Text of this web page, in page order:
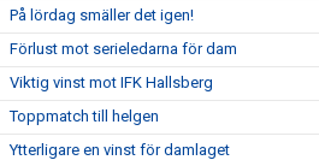
På lördag smäller det igen!
Förlust mot serieledarna för dam
Viktig vinst mot IFK Hallsberg
Toppmatch till helgen
Ytterligare en vinst för damlaget